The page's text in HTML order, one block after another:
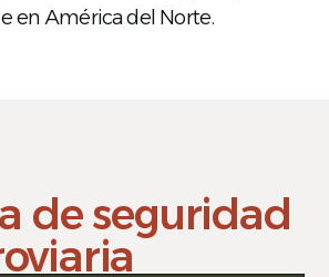
en América del Norte.
de seguridad